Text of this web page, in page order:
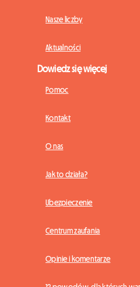
Nasze liczby
Aktualności
Dowiedz się więcej
Pomoc
Kontakt
O nas
Jak to działa?
Ubezpieczenie
Centrum zaufania
Opinie i komentarze